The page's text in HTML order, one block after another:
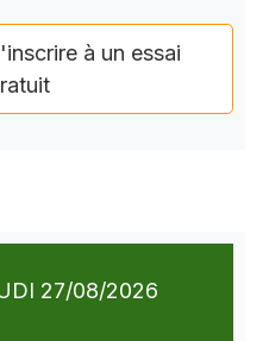
à un essai
27/08/2026